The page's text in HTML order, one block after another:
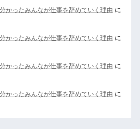
かったみんなが仕事を辞めていく理由 に
かったみんなが仕事を辞めていく理由 に
かったみんなが仕事を辞めていく理由 に
かったみんなが仕事を辞めていく理由 に